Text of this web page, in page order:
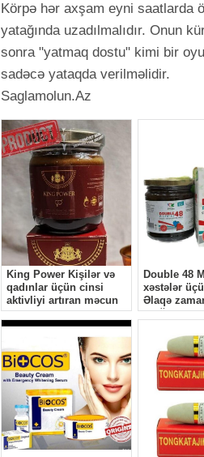
Körpə hər axşam eyni saatlarda
yatağında uzadılmalıdır. Onun
sonra "yatmaq dostu" kimi bir
sadəcə yataqda verilməlidir.
Saglamolun.Az